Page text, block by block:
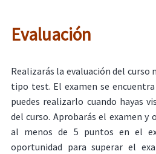
Evaluación
Realizarás la evaluación del curso
tipo test. El examen se
puedes realizarlo cuando hayas
del curso. Aprobarás el examen y
al menos de 5 puntos en el
oportunidad para superar el